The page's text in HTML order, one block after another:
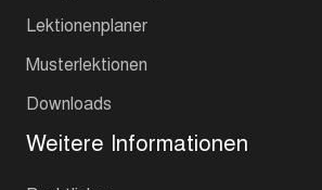
Lektionenplaner
Musterlektionen
Downloads
Weitere Informationen